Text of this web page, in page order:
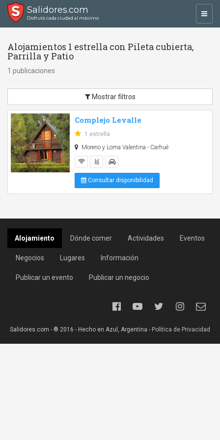
Salidores.com
Disfrutá cada ciudad al máximo
Alojamientos 1 estrella con Pileta cubierta,
Parrilla y Patio
1 publicaciones
Mostrar filtros
Complejo Levalle
1 estrella
Moreno y Loma Valentina - Carhué
Consultar disponibilidad
Alojamiento Dónde comer Actividades Eventos
Negocios Lugares Información
Publicar un evento Publicar un negocio
Salidores.com - ® 2016 - Hecho en Azul, Argentina - Política de Privacidad